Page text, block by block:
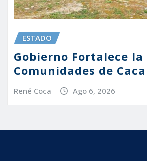
ESTADO
Gobierno Fortalece la
Comunidades de
René Coca Ago 6, 2026